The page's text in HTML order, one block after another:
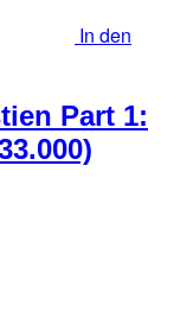
In den
Part 1: